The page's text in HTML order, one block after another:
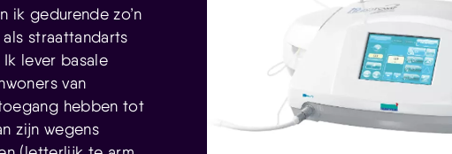
ik gedurende zo’n
straattandarts
lever basale
van
hebben tot
zijn wegens